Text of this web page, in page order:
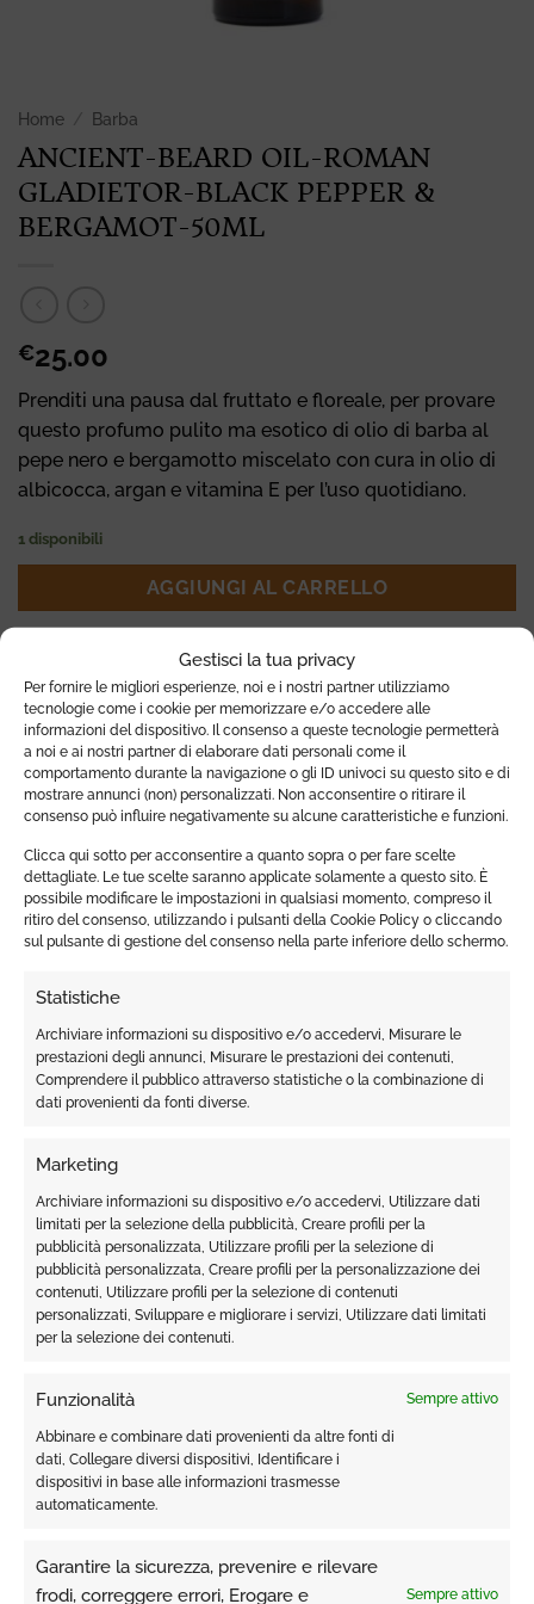
Gestisci la tua privacy
Per fornire le migliori esperienze, noi e i nostri partner utilizziamo
tecnologie come i cookie per memorizzare e/o accedere alle
informazioni del dispositivo. Il consenso a queste tecnologie permetterà
a noi e ai nostri partner di elaborare dati personali come il
comportamento durante la navigazione o gli ID univoci su questo sito e di
mostrare annunci (non) personalizzati. Non acconsentire o ritirare il
consenso può influire negativamente su alcune caratteristiche e funzioni.
Clicca qui sotto per acconsentire a quanto sopra o per fare scelte
dettagliate. Le tue scelte saranno applicate solamente a questo sito. È
possibile modificare le impostazioni in qualsiasi momento, compreso il
ritiro del consenso, utilizzando i pulsanti della Cookie Policy o cliccando
sul pulsante di gestione del consenso nella parte inferiore dello schermo.
Statistiche
Archiviare informazioni su dispositivo e/o accedervi, Misurare le
prestazioni degli annunci, Misurare le prestazioni dei contenuti,
Comprendere il pubblico attraverso statistiche o la combinazione di
dati provenienti da fonti diverse.
Marketing
Archiviare informazioni su dispositivo e/o accedervi, Utilizzare dati
limitati per la selezione della pubblicità, Creare profili per la
pubblicità personalizzata, Utilizzare profili per la selezione di
pubblicità personalizzata, Creare profili per la personalizzazione dei
contenuti, Utilizzare profili per la selezione di contenuti
personalizzati, Sviluppare e migliorare i servizi, Utilizzare dati limitati
per la selezione dei contenuti.
Funzionalità Sempre attivo
Abbinare e combinare dati provenienti da altre fonti di
dati, Collegare diversi dispositivi, Identificare i
dispositivi in base alle informazioni trasmesse
automaticamente.
Garantire la sicurezza, prevenire e rilevare
frodi, correggere errori, Erogare e
Sempre attivo
Home Barba
ANCIENT-BEARD OIL-ROMAN
GLADIETOR-BLACK PEPPER &
BERGAMOT-50ML
€25.00
Prenditi una pausa dal fruttato e floreale, per provare
questo profumo pulito ma esotico di olio di barba al
pepe nero e bergamotto miscelato con cura in olio di
albicocca, argan e vitamina E per l’uso quotidiano.
1 disponibili
AGGIUNGI AL CARRELLO
Tag:Barba ,Olio
INFORMAZIONI AGGIUNTIVE
RECENSIONI (0)
BRAND
PER Barba
TIPOLOGIA
FORMATO
PRODOTTI CORRELATI